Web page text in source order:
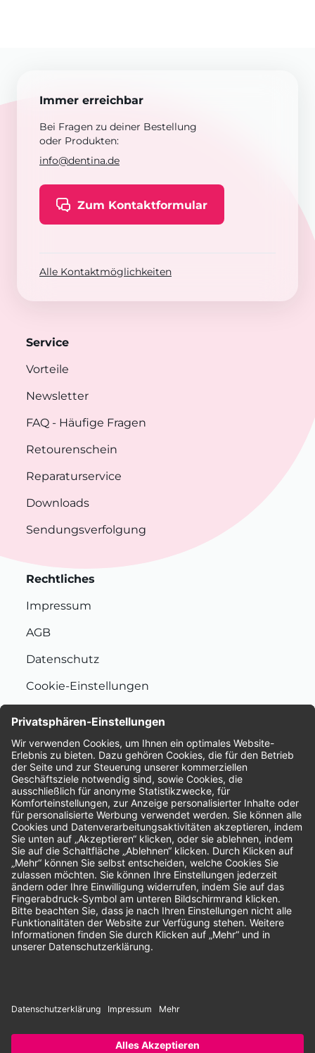
Immer erreichbar
Bei Fragen zu deiner Bestellung
oder Produkten:
info@dentina.de
Zum Kontaktformular
Alle Kontaktmöglichkeiten
Service
Vorteile
Newsletter
FAQ - Häufige Fragen
Retourenschein
Reparaturservice
Downloads
Sendungsverfolgung
Rechtliches
Impressum
AGB
Datenschutz
Cookie-Einstellungen
Bewertungen
Unsere Zahlungsarten:
Rechnung SEPA-Lastschrift Vorkasse